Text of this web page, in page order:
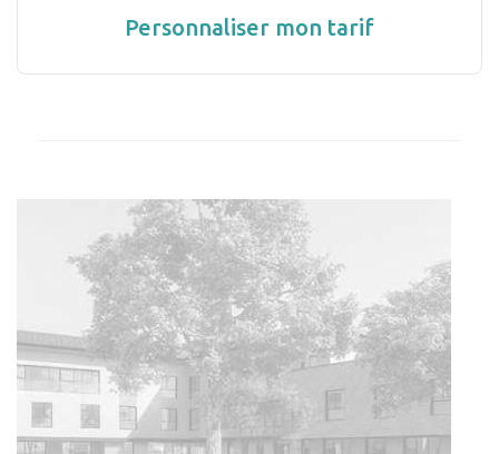
Personnaliser mon tarif